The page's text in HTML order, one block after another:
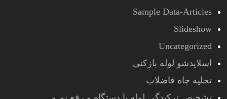
Sample Data-Articles
Slideshow
Uncategorized
اسلایدشو لوله بازکنی
تخلیه چاه فاضلاب